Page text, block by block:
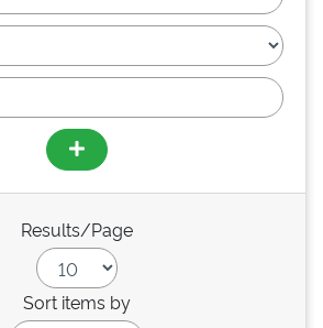
Results/Page
Sort items by